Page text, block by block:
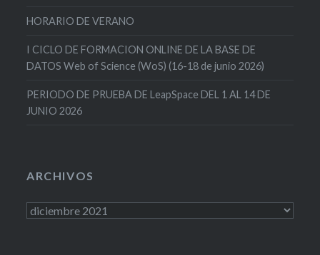
HORARIO DE VERANO
I CICLO DE FORMACION ONLINE DE LA BASE DE
DATOS Web of Science (WoS) (16-18 de junio 2026)
PERIODO DE PRUEBA DE LeapSpace DEL 1 AL 14 DE
JUNIO 2026
ARCHIVOS
Archivos